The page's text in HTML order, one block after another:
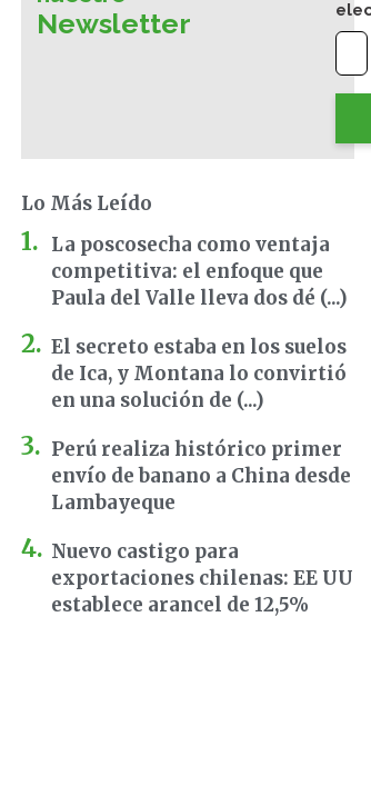
Newsletter
Lo Más Leído
La poscosecha como ventaja
competitiva: el enfoque que
Paula del Valle lleva dos dé (...)
El secreto estaba en los suelos
de Ica, y Montana lo convirtió
en una solución de (...)
Perú realiza histórico primer
envío de banano a China desde
Lambayeque
Nuevo castigo para
exportaciones chilenas: EE UU
establece arancel de 12,5%